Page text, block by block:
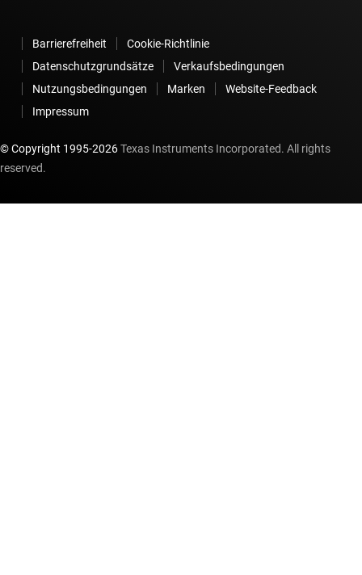
Barrierefreiheit
Cookie-Richtlinie
Datenschutzgrundsätze
Verkaufsbedingungen
Nutzungsbedingungen
Marken
Website-Feedback
Impressum
© Copyright 1995-2026Texas Instruments Incorporated. All rights
reserved.